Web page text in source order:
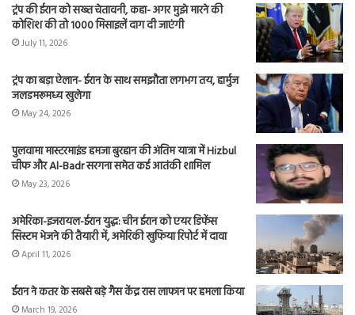
ट्रंप की ईरान को सख्त चेतावनी, कहा- अगर मुझे मारने की
कोशिश की तो 1000 मिसाइलें दाग दी जाएंगी
July 11, 2026
ट्रंप का बड़ा ऐलान- ईरान के साथ समझौता लगभग तय, हार्मुज
जलडमरूमध्य खुलेगा
May 24, 2026
पुलवामा मास्टरमाइंड हमजा बुरहान की अंतिम यात्रा में Hizbul
चीफ और Al-Badr सरगना समेत कई आतंकी शामिल
May 23, 2026
अमेरिका-इजरायल-ईरान युद्ध: चीन ईरान को एयर डिफेंस
सिस्टम भेजने की तैयारी में, अमेरिकी खुफिया रिपोर्ट में दावा
April 11, 2026
ईरान ने कतर के सबसे बड़े गैस केंद्र रास लाफान पर हमला किया
March 19, 2026